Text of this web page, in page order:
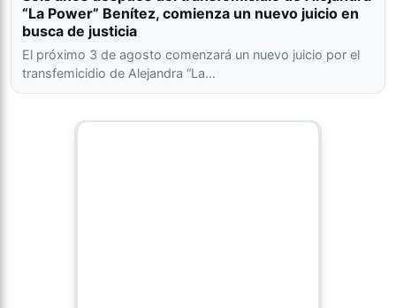
“La Power” Benítez, comienza un nuevo juicio en
busca de justicia
El próximo 3 de agosto comenzará un nuevo juicio por el
transfemicidio de Alejandra “La…